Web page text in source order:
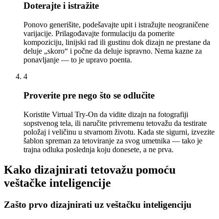
Doterajte i istražite
Ponovo generišite, podešavajte upit i istražujte neograničene
varijacije. Prilagođavajte formulaciju da pomerite
kompoziciju, linijski rad ili gustinu dok dizajn ne prestane da
deluje „skoro“ i počne da deluje ispravno. Nema kazne za
ponavljanje — to je upravo poenta.
4
Proverite pre nego što se odlučite
Koristite Virtual Try-On da vidite dizajn na fotografiji
sopstvenog tela, ili naručite privremenu tetovažu da testirate
položaj i veličinu u stvarnom životu. Kada ste sigurni, izvezite
šablon spreman za tetoviranje za svog umetnika — tako je
trajna odluka poslednja koju donesete, a ne prva.
Kako dizajnirati tetovažu pomoću
veštačke inteligencije
Zašto prvo dizajnirati uz veštačku inteligenciju